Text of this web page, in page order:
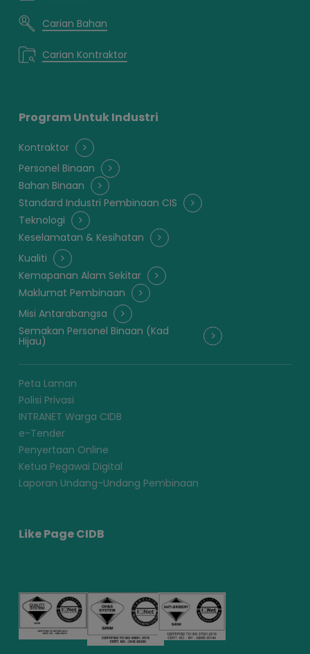
Carian Bahan
Carian Kontraktor
Program Untuk Industri
Kontraktor
Personel Binaan
Bahan Binaan
Standard Industri Pembinaan CIS
Teknologi
Keselamatan & Kesihatan
Kualiti
Kemapanan Alam Sekitar
Maklumat Pembinaan
Misi Antarabangsa
Semakan Personel Binaan (Kad
Hijau)
Peta Laman
Polisi Privasi
INTRANET Warga CIDB
e-Tender
Penyertaan Online
Ketua Pegawai Digital
Laporan Undang-Undang Pembinaan
Like Page CIDB